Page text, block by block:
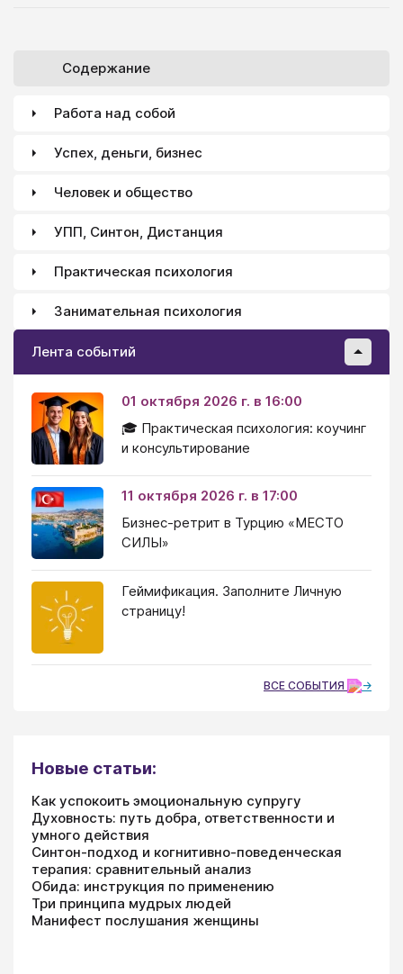
Содержание
Работа над собой
Успех, деньги, бизнес
Человек и общество
УПП, Синтон, Дистанция
Практическая психология
Занимательная психология
Лента событий
01 октября 2026 г. в 16:00
🎓 Практическая психология: коучинг
и консультирование
11 октября 2026 г. в 17:00
Бизнес-ретрит в Турцию «МЕСТО
СИЛЫ»
Геймификация. Заполните Личную
страницу!
ВСЕ СОБЫТИЯ
Новые статьи:
Как успокоить эмоциональную супругу
Духовность: путь добра, ответственности и
умного действия
Синтон-подход и когнитивно-поведенческая
терапия: сравнительный анализ
Обида: инструкция по применению
Три принципа мудрых людей
Манифест послушания женщины